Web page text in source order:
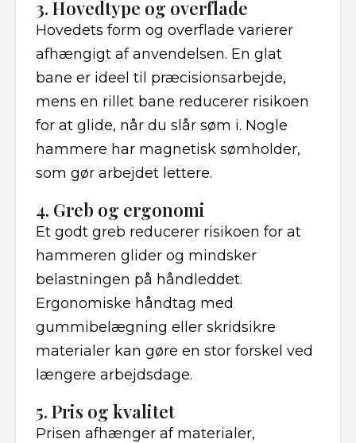
3. Hovedtype og overflade
Hovedets form og overflade varierer
afhængigt af anvendelsen. En glat
bane er ideel til præcisionsarbejde,
mens en rillet bane reducerer risikoen
for at glide, når du slår søm i. Nogle
hammere har magnetisk sømholder,
som gør arbejdet lettere.
4. Greb og ergonomi
Et godt greb reducerer risikoen for at
hammeren glider og mindsker
belastningen på håndleddet.
Ergonomiske håndtag med
gummibelægning eller skridsikre
materialer kan gøre en stor forskel ved
længere arbejdsdage.
5. Pris og kvalitet
Prisen afhænger af materialer,